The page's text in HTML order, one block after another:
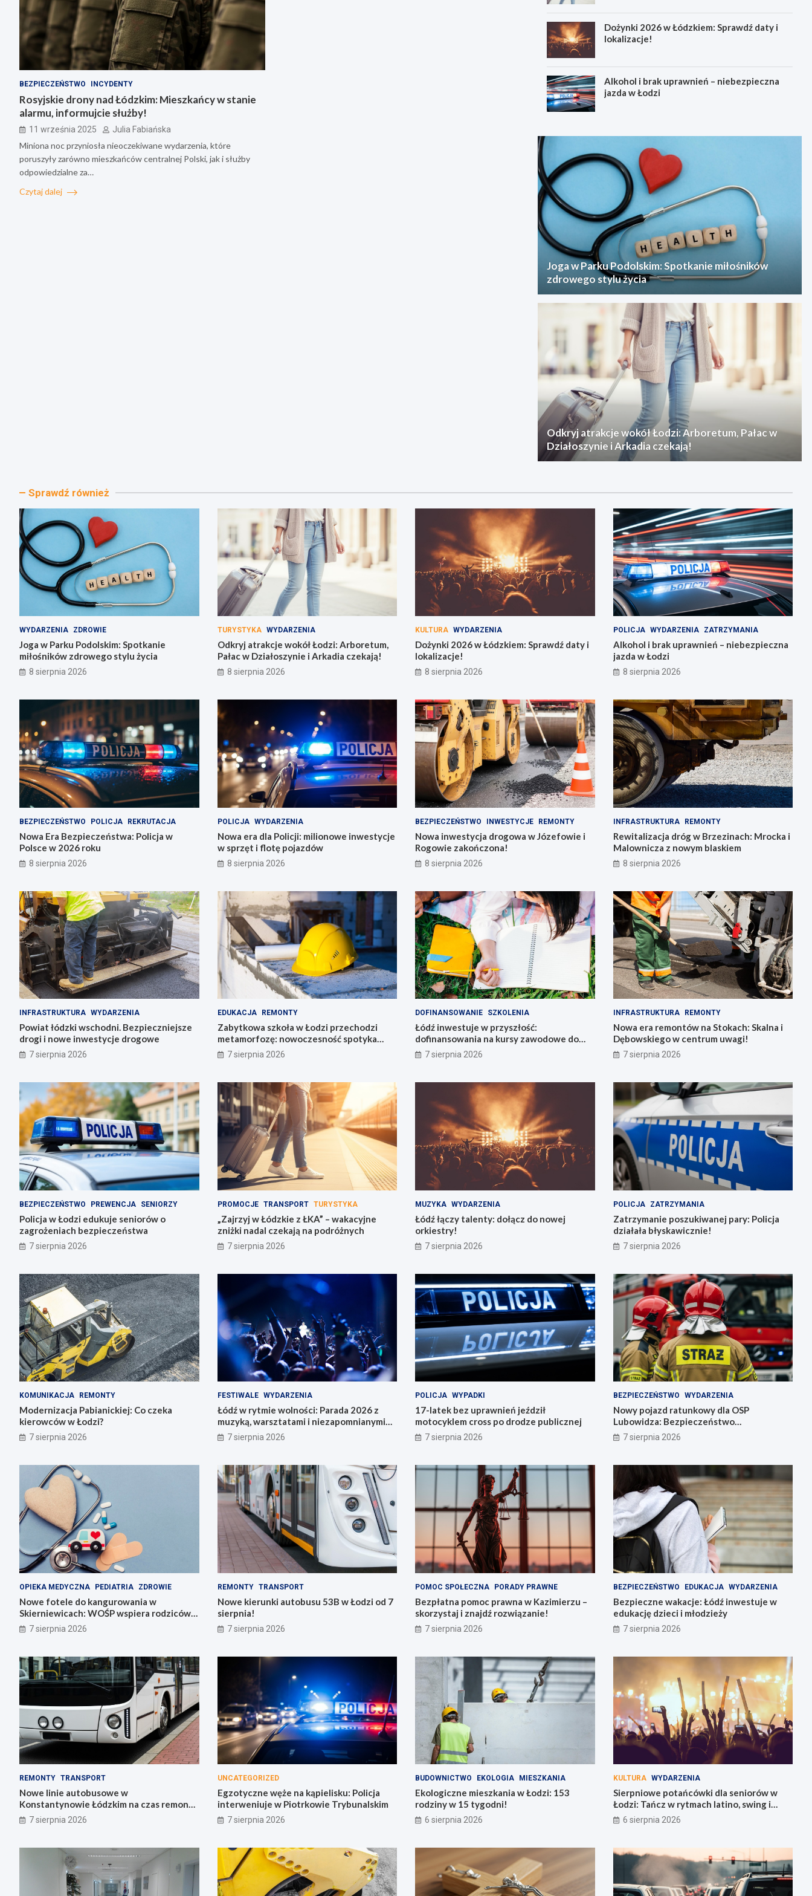
BEZPIECZEŃSTWO INCYDENTY
Rosyjskie drony nad Łódzkim: Mieszkańcy w stanie
alarmu, informujcie służby!
11 września 2025 Julia Fabiańska
Miniona noc przyniosła nieoczekiwane wydarzenia, które
poruszyły zarówno mieszkańców centralnej Polski, jak i służby
odpowiedzialne za…
Czytaj dalej
Dożynki 2026 w Łódzkiem: Sprawdź daty i
lokalizacje!
Alkohol i brak uprawnień – niebezpieczna
jazda w Łodzi
Joga w Parku Podolskim: Spotkanie miłośników
zdrowego stylu życia
Odkryj atrakcje wokół Łodzi: Arboretum, Pałac w
Działoszynie i Arkadia czekają!
Sprawdź również
WYDARZENIA ZDROWIE
Joga w Parku Podolskim: Spotkanie
miłośników zdrowego stylu życia
8 sierpnia 2026
TURYSTYKA WYDARZENIA
Odkryj atrakcje wokół Łodzi: Arboretum,
Pałac w Działoszynie i Arkadia czekają!
8 sierpnia 2026
KULTURA WYDARZENIA
Dożynki 2026 w Łódzkiem: Sprawdź daty i
lokalizacje!
8 sierpnia 2026
POLICJA WYDARZENIA ZATRZYMANIA
Alkohol i brak uprawnień – niebezpieczna
jazda w Łodzi
8 sierpnia 2026
BEZPIECZEŃSTWO POLICJA REKRUTACJA
Nowa Era Bezpieczeństwa: Policja w
Polsce w 2026 roku
8 sierpnia 2026
POLICJA WYDARZENIA
Nowa era dla Policji: milionowe inwestycje
w sprzęt i flotę pojazdów
8 sierpnia 2026
BEZPIECZEŃSTWO INWESTYCJE REMONTY
Nowa inwestycja drogowa w Józefowie i
Rogowie zakończona!
8 sierpnia 2026
INFRASTRUKTURA REMONTY
Rewitalizacja dróg w Brzezinach: Mrocka i
Malownicza z nowym blaskiem
8 sierpnia 2026
INFRASTRUKTURA WYDARZENIA
Powiat łódzki wschodni. Bezpieczniejsze
drogi i nowe inwestycje drogowe
7 sierpnia 2026
EDUKACJA REMONTY
Zabytkowa szkoła w Łodzi przechodzi
metamorfozę: nowoczesność spotyka
historię
7 sierpnia 2026
DOFINANSOWANIE SZKOLENIA
Łódź inwestuje w przyszłość:
dofinansowania na kursy zawodowe do
6800 zł!
7 sierpnia 2026
INFRASTRUKTURA REMONTY
Nowa era remontów na Stokach: Skalna i
Dębowskiego w centrum uwagi!
7 sierpnia 2026
BEZPIECZEŃSTWO PREWENCJA SENIORZY
Policja w Łodzi edukuje seniorów o
zagrożeniach bezpieczeństwa
7 sierpnia 2026
PROMOCJE TRANSPORT TURYSTYKA
„Zajrzyj w Łódzkie z ŁKA” – wakacyjne
zniżki nadal czekają na podróżnych
7 sierpnia 2026
MUZYKA WYDARZENIA
Łódź łączy talenty: dołącz do nowej
orkiestry!
7 sierpnia 2026
POLICJA ZATRZYMANIA
Zatrzymanie poszukiwanej pary: Policja
działała błyskawicznie!
7 sierpnia 2026
KOMUNIKACJA REMONTY
Modernizacja Pabianickiej: Co czeka
kierowców w Łodzi?
7 sierpnia 2026
FESTIWALE WYDARZENIA
Łódź w rytmie wolności: Parada 2026 z
muzyką, warsztatami i niezapomnianymi
przeżyciami!
7 sierpnia 2026
POLICJA WYPADKI
17-latek bez uprawnień jeździł
motocyklem cross po drodze publicznej
7 sierpnia 2026
BEZPIECZEŃSTWO WYDARZENIA
Nowy pojazd ratunkowy dla OSP
Lubowidza: Bezpieczeństwo
mieszkańców na wyższym poziomie
7 sierpnia 2026
OPIEKA MEDYCZNA PEDIATRIA ZDROWIE
Nowe fotele do kangurowania w
Skierniewicach: WOŚP wspiera rodziców i
noworodki
7 sierpnia 2026
REMONTY TRANSPORT
Nowe kierunki autobusu 53B w Łodzi od 7
sierpnia!
7 sierpnia 2026
POMOC SPOŁECZNA PORADY PRAWNE
Bezpłatna pomoc prawna w Kazimierzu –
skorzystaj i znajdź rozwiązanie!
7 sierpnia 2026
BEZPIECZEŃSTWO EDUKACJA WYDARZENIA
Bezpieczne wakacje: Łódź inwestuje w
edukację dzieci i młodzieży
7 sierpnia 2026
REMONTY TRANSPORT
Nowe linie autobusowe w
Konstantynowie Łódzkim na czas remontu
pl. Wolności
7 sierpnia 2026
UNCATEGORIZED
Egzotyczne węże na kąpielisku: Policja
interweniuje w Piotrkowie Trybunalskim
7 sierpnia 2026
BUDOWNICTWO EKOLOGIA MIESZKANIA
Ekologiczne mieszkania w Łodzi: 153
rodziny w 15 tygodni!
6 sierpnia 2026
KULTURA WYDARZENIA
Sierpniowe potańcówki dla seniorów w
Łodzi: Tańcz w rytmach latino, swing i
bachaty!
6 sierpnia 2026